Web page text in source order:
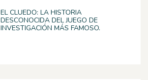
EL CLUEDO: LA HISTORIA
DESCONOCIDA DEL JUEGO DE
INVESTIGACIÓN MÁS FAMOSO.